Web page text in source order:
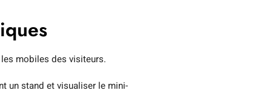
mobiles des visiteurs.
un stand et visualiser le mini-